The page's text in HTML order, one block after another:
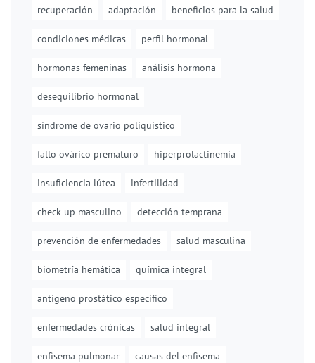
recuperación adaptación beneficios para la salud
condiciones médicas perfil hormonal
hormonas femeninas análisis hormona
desequilibrio hormonal
síndrome de ovario poliquístico
fallo ovárico prematuro hiperprolactinemia
insuficiencia lútea infertilidad
check-up masculino detección temprana
prevención de enfermedades salud masculina
biometría hemática química integral
antígeno prostático específico
enfermedades crónicas salud integral
enfisema pulmonar causas del enfisema